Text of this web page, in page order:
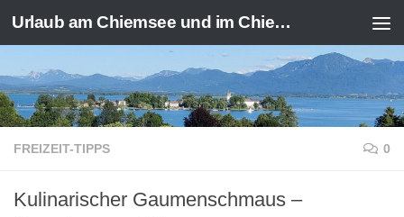
Zum Inhalt springen Urlaub am Chiemsee und im Chiemgau
FREIZEIT-TIPPS 0
Kulinarischer Gaumenschmaus –